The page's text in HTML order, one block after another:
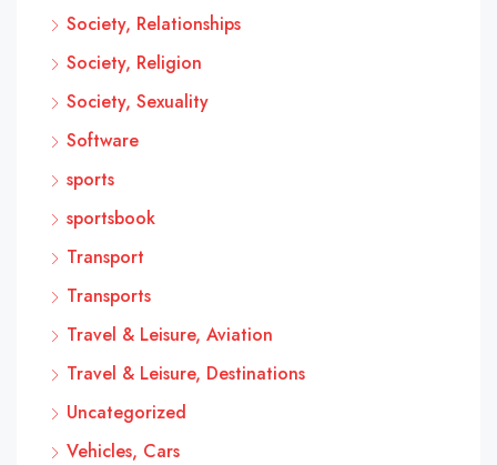
Society, Relationships
Society, Religion
Society, Sexuality
Software
sports
sportsbook
Transport
Transports
Travel & Leisure, Aviation
Travel & Leisure, Destinations
Uncategorized
Vehicles, Cars